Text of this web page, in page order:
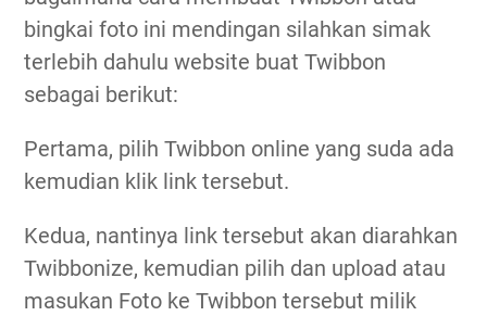
bingkai foto ini mendingan silahkan simak
terlebih dahulu website buat Twibbon
sebagai berikut:
Pertama, pilih Twibbon online yang suda ada
kemudian klik link tersebut.
Kedua, nantinya link tersebut akan diarahkan
Twibbonize, kemudian pilih dan upload atau
masukan Foto ke Twibbon tersebut milik